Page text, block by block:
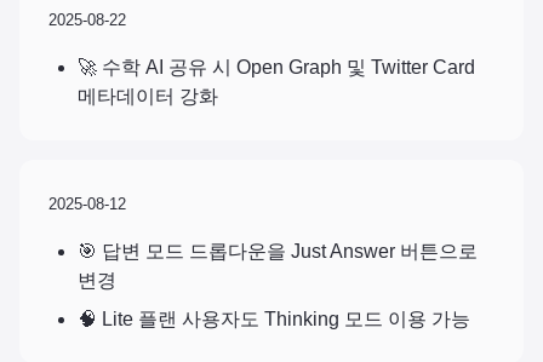
2025-08-22
🚀 수학 AI 공유 시 Open Graph 및 Twitter Card
메타데이터 강화
2025-08-12
🎯 답변 모드 드롭다운을 Just Answer 버튼으로
변경
🧠 Lite 플랜 사용자도 Thinking 모드 이용 가능